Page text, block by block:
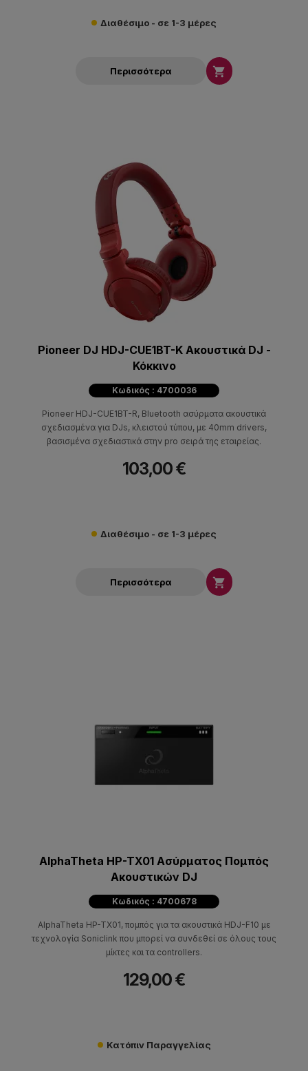
Διαθέσιμο - σε 1-3 μέρες
Περισσότερα 
Pioneer DJ HDJ-CUE1BT-K Ακουστικά DJ -
Κόκκινo
Κωδικός : 4700036
Pioneer HDJ-CUE1BT-R, Bluetooth ασύρματα ακουστικά
σχεδιασμένα για DJs, κλειστού τύπου, με 40mm drivers,
βασισμένα σχεδιαστικά στην pro σειρά της εταιρείας.
103,00 €
Διαθέσιμο - σε 1-3 μέρες
Περισσότερα 
AlphaTheta HP-TX01 Ασύρματος Πομπός
Ακουστικών DJ
Κωδικός : 4700678
AlphaTheta HP-TX01, πομπός για τα ακουστικά HDJ-F10 με
τεχνολογία Soniclink που μπορεί να συνδεθεί σε όλους τους
μίκτες και τα controllers.
129,00 €
Κατόπιν Παραγγελίας